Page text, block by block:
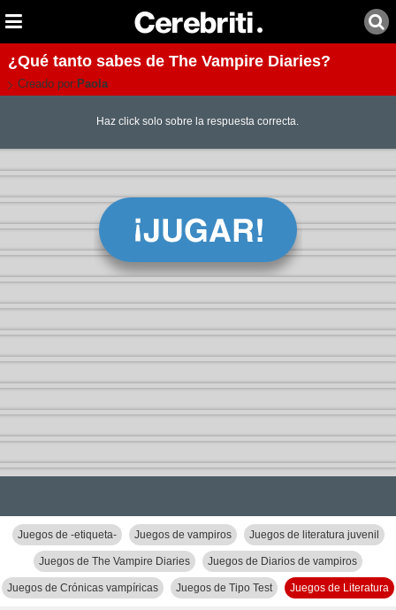
¿Qué tanto sabes de The Vampire Diaries?
Creado por: Paola
Haz click solo sobre la respuesta correcta.
Juegos de -etiqueta- Juegos de vampiros Juegos de literatura juvenil
Juegos de The Vampire Diaries Juegos de Diarios de vampiros
Juegos de Crónicas vampíricas Juegos de Tipo Test Juegos de Literatura